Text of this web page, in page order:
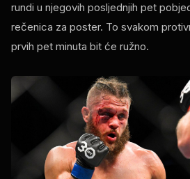
rundi u njegovih posljednjih pet
rečenica za poster. To svakom
prvih pet minuta bit će ružno.